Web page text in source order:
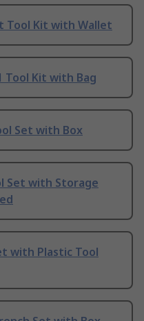
Tool Kit with Wallet
Tool Kit with Bag
Set with Box
Set with Storage
with Plastic Tool